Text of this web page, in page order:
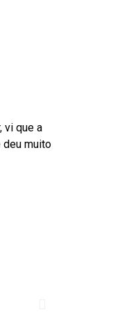
vi que a
deu muito